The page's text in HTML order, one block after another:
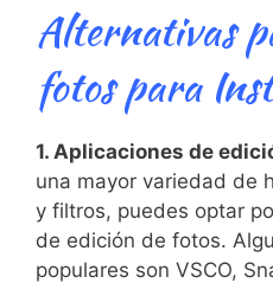
Alternativas
fotos para
1. ‍Aplicaciones de
una mayor variedad ​de
y filtros, puedes optar
de edición de​ fotos.
populares son VSCO,